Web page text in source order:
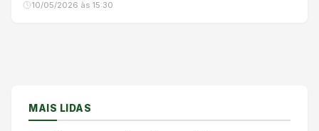
10/05/2026 às 15:30
MAIS LIDAS